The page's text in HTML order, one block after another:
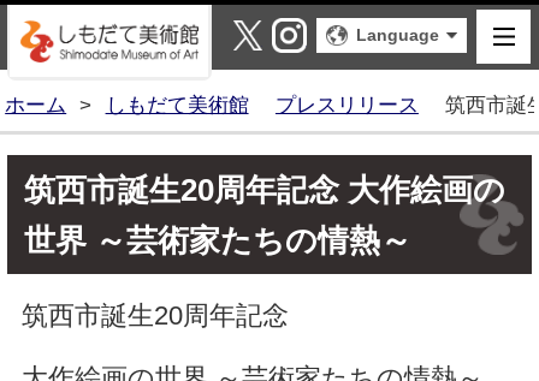
しもだて美術館
X Instagram
Language
ホーム > しもだて美術館 プレスリリース 筑西市誕
筑西市誕生20周年記念 大作絵画の
世界 ～芸術家たちの情熱～
筑西市誕生20周年記念